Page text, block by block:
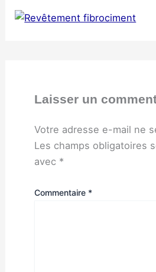
Laisser un
Votre adresse e-mail ne
Les champs obligatoires
avec *
Commentaire *